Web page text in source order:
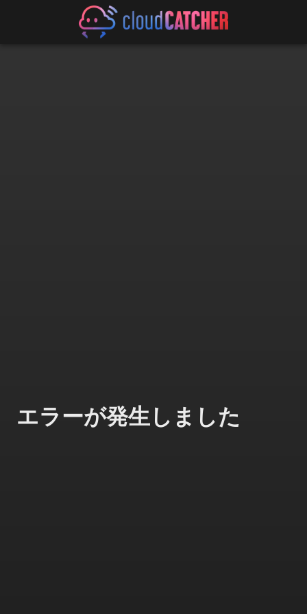
エラーが発生しました